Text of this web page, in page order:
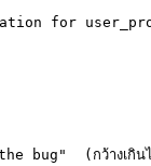
for
bug"  (กว้างเกิน